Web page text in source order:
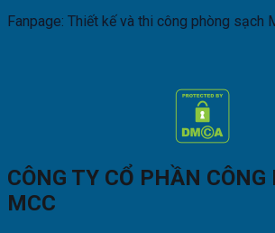
Fanpage: Thiết kế và thi công phòng sạch
CÔNG TY CỔ PHẦN CÔNG
MCC